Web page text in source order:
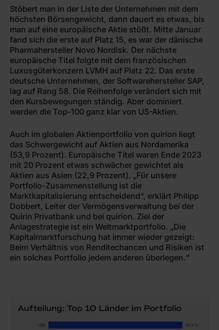
Stöbert man in der Liste der Unternehmen mit dem
höchsten Börsengewicht, dann dauert es etwas, bis
man auf eine europäische Aktie stößt. Mitte Januar
fand sich die erste auf Platz 15, es war der dänische
Pharmahersteller Novo Nordisk. Der nächste
europäische Titel folgte mit dem französischen
Luxusgüterkonzern LVMH auf Platz 22. Das erste
deutsche Unternehmen, der Softwarehersteller SAP,
lag auf Rang 58. Die Reihenfolge verändert sich mit
den Kursbewegungen ständig. Aber dominiert
werden die Top-100 ganz klar von US-Aktien.
Auch im globalen Aktienportfolio von quirion liegt
das Schwergewicht auf Aktien aus Nordamerika
(53,9 Prozent). Europäische Titel waren Ende 2023
mit 20 Prozent etwas schwächer gewichtet als
Aktien aus Asien (22,9 Prozent). „Für unsere
Portfolio-Zusammenstellung ist die
Marktkapitalisierung entscheidend“, erklärt Philipp
Dobbert, Leiter der Vermögensverwaltung bei der
Quirin Privatbank und bei quirion. Ziel der
Anlagestrategie ist ein Weltmarktportfolio. „Die
Kapitalmarktforschung hat immer wieder gezeigt:
Beim Verhältnis von Renditechancen und Risiken ist
ein solches Portfolio jedem anderen überlegen.“